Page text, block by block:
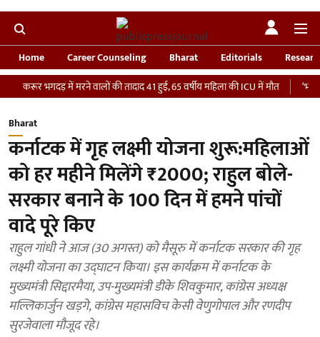
Home Career Counseling Bharat Editorials
में मरने वालों की तादाद 41 हुई, 65 वर्षीय महिला की ICU में मौत
‘भारतीय सेना
Bharat
कर्नाटक में गृह लक्ष्मी योजना शुरू:महिलाओं
को हर महीने मिलेंगे ₹2000; राहुल बोले-
सरकार बनाने के 100 दिन में हमने पांचों
वादे पूरे किए
राहुल गांधी ने आज (30 अगस्त) को मैसूरु में कर्नाटक सरकार की गृह
लक्ष्मी योजना का उद्घाटन किया। इस कार्यक्रम में कर्नाटक के
मुख्यमंत्री सिद्दारमैया, उप-मुख्यमंत्री डीके शिवकुमार, कांग्रेस अध्यक्ष
मल्लिकार्जुन खड़गे, कांग्रेस महासविच केसी वेणुगोपाल और रणदीप
सुरजेवाला मौजूद रहे।